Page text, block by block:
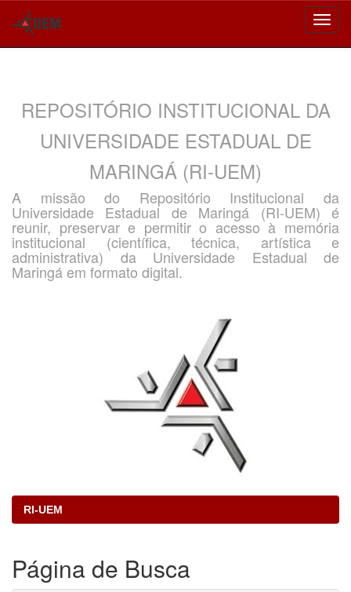
REPOSITÓRIO INSTITUCIONAL DA
UNIVERSIDADE ESTADUAL DE
MARINGÁ (RI-UEM)
A missão do Repositório Institucional da
Universidade Estadual de Maringá (RI-UEM) é
reunir, preservar e permitir o acesso à memória
institucional (científica, técnica, artística e
administrativa) da Universidade Estadual de
Maringá em formato digital.
RI-UEM
Página de Busca